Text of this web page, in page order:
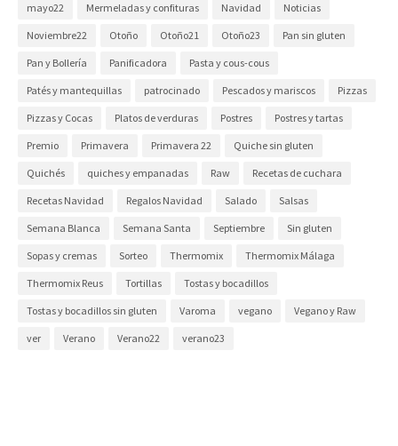
mayo22 Mermeladas y confituras Navidad Noticias
Noviembre22 Otoño Otoño21 Otoño23 Pan sin gluten
Pan y Bollería Panificadora Pasta y cous-cous
Patés y mantequillas patrocinado Pescados y mariscos Pizzas
Pizzas y Cocas Platos de verduras Postres Postres y tartas
Premio Primavera Primavera 22 Quiche sin gluten
Quichés quiches y empanadas Raw Recetas de cuchara
Recetas Navidad Regalos Navidad Salado Salsas
Semana Blanca Semana Santa Septiembre Sin gluten
Sopas y cremas Sorteo Thermomix Thermomix Málaga
Thermomix Reus Tortillas Tostas y bocadillos
Tostas y bocadillos sin gluten Varoma vegano Vegano y Raw
ver Verano Verano22 verano23